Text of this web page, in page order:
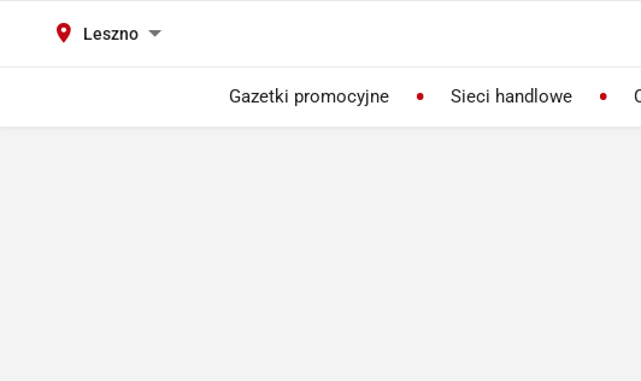
Leszno
Gazetki promocyjne Sieci handlowe